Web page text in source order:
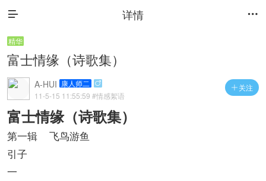
 详情 
精华
富士情缘（诗歌集）
 关注
A-HUI 康人师二 
11-5-15 11:55:59 #情感絮语
富士情缘（诗歌集）
第一辑 飞鸟游鱼
引子
一